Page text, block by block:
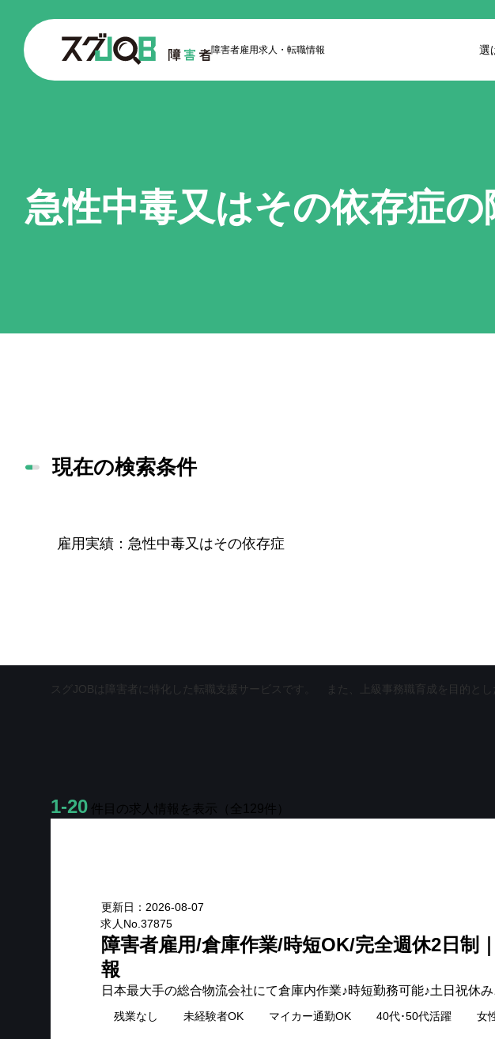
障害者雇用求人 転職情報 選
急性中毒又はその依存症
現在の検索条件
雇用実績 急性中毒又はその依存症
スグJOBは障害者に特化した転職支援サービスです。 また、上級事務職育成を目的とした就労移行支援（ス
1-20 件目の求人情報を表示 ⁩（全129件）
更新日： 2026-08-07
求人No. 37875
障害者雇用/倉庫作業/時短OK/完全週休2日制
報
日本最大手の総合物流会社にて倉庫内作業♪時短勤務可能♪土日祝休
残業なし 未経験者OK マイカー通勤OK 40代･50代活躍 女